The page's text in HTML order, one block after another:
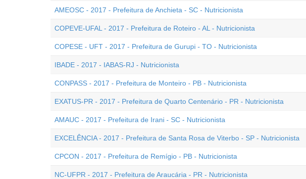
AMEOSC - 2017 - Prefeitura de Anchieta - SC - Nutricionista
COPEVE-UFAL - 2017 - Prefeitura de Roteiro - AL - Nutricionista
COPESE - UFT - 2017 - Prefeitura de Gurupi - TO - Nutricionista
IBADE - 2017 - IABAS-RJ - Nutricionista
CONPASS - 2017 - Prefeitura de Monteiro - PB - Nutricionista
EXATUS-PR - 2017 - Prefeitura de Quarto Centenário - PR - Nutricionista
AMAUC - 2017 - Prefeitura de Irani - SC - Nutricionista
EXCELÊNCIA - 2017 - Prefeitura de Santa Rosa de Viterbo - SP - Nutricionista
CPCON - 2017 - Prefeitura de Remígio - PB - Nutricionista
NC-UFPR - 2017 - Prefeitura de Araucária - PR - Nutricionista